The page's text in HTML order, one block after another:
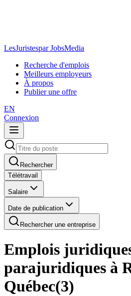
LesJuristespar JobsMedia
Recherche d'emplois
Meilleurs employeurs
À propos
Publier une offre
EN
Connexion
Rechercher
Télétravail
Salaire
Date de publication
Rechercher une entreprise
Emplois
parajuridiques à
Québec(3)